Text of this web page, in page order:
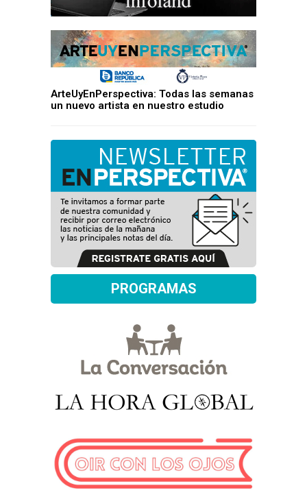
ArteUyEnPerspectiva: Todas las semanas
un nuevo artista en nuestro estudio
PROGRAMAS